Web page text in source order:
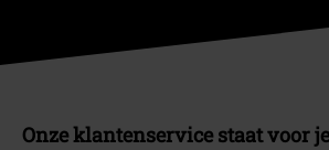
Onze klantenservice staat voor